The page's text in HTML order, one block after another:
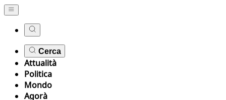
Cerca
Attualità
Politica
Mondo
Agorà